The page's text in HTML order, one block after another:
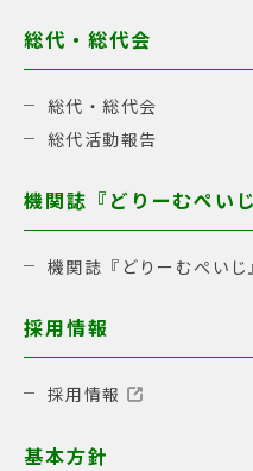
総代・総代会
総代・総代会
総代活動報告
機関誌『どりーむぺいじ
機関誌『どりーむぺいじ
採用情報
採用情報
基本方針